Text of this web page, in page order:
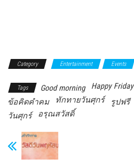
Category Entertainment Events
Tags Good morning Happy Friday
ข้อคิดคำคม
ทักทายวันศุกร์ รูปฟรี
วันศุกร์
อรุณสวัสดิ์